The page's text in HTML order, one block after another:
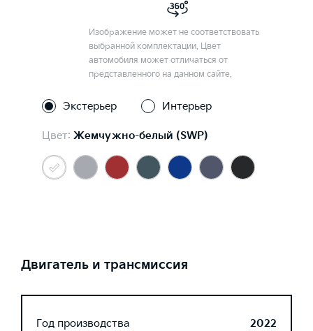
Изображение может не соответствовать
выбранной комплектации. Цвет
автомобиля может отличаться от
представленного на данном сайте.
Экстерьер Интерьер
Цвет: Жемчужно-белый (SWP)
Двигатель и трансмиссия
Год производства
2022